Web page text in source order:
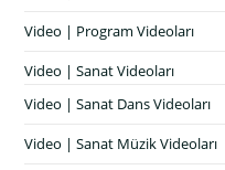
Video | Program Videoları
Video | Sanat Videoları
Video | Sanat Dans Videoları
Video | Sanat Müzik Videoları